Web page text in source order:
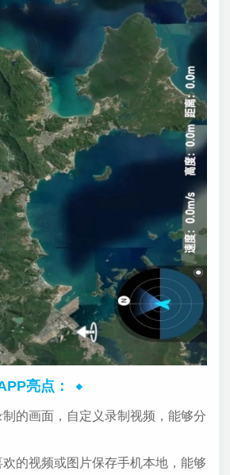
亮点：
的画面，自定义录制视频，能够分
的视频或图片保存手机本地，能够